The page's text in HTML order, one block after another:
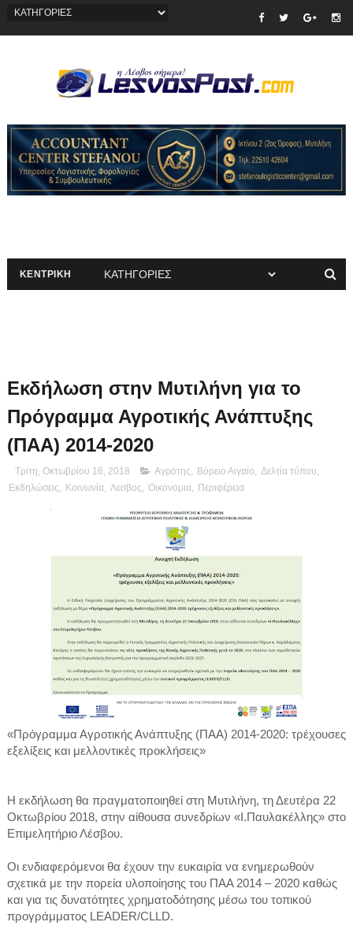
ΚΕΝΤΡΙΚΗ
Εκδήλωση στην Μυτιλήνη για το
Πρόγραμμα Αγροτικής Ανάπτυξης
(ΠΑΑ) 2014-2020
Τρίτη, Οκτωβρίου 16, 2018 Αγρότης Βόρειο Αιγαίο Δελτία τύπου
Εκδηλώσεις
Κοινωνία, Λεσβος Οικονομια, Περιφέρεια
«Πρόγραμμα Αγροτικής Ανάπτυξης (ΠΑΑ) 2014-2020: τρέχουσες
εξελίξεις και μελλοντικές προκλήσεις»
Η εκδήλωση θα πραγματοποιηθεί στη Μυτιλήνη, τη Δευτέρα 22
Οκτωβρίου 2018, στην αίθουσα συνεδρίων «Ι.Παυλακέλλης» στο
Επιμελητήριο Λέσβου.
Οι ενδιαφερόμενοι θα έχουν την ευκαιρία να ενημερωθούν
σχετικά με την πορεία υλοποίησης του ΠΑΑ 2014 – 2020 καθώς
και για τις δυνατότητες χρηματοδότησης μέσω του τοπικού
προγράμματος LEADER/CLLD.